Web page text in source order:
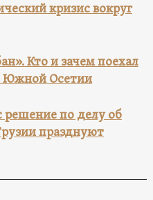
кризис вокруг
Кто и зачем поехал
Южной Осетии
решение по делу об
празднуют